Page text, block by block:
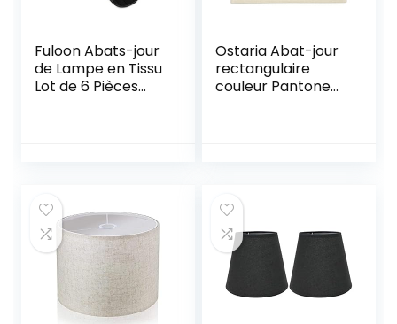
Fuloon Abats-jour
de Lampe en Tissu
Lot de 6 Pièces
de Chevet (Noir)
Ostaria Abat-jour
rectangulaire
couleur Pantone